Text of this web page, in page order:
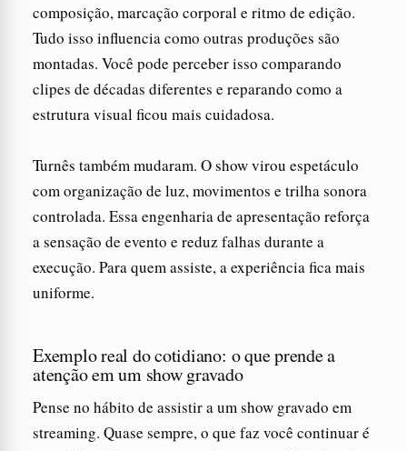
composição, marcação corporal e ritmo de edição.
Tudo isso influencia como outras produções são
montadas. Você pode perceber isso comparando
clipes de décadas diferentes e reparando como a
estrutura visual ficou mais cuidadosa.
Turnês também mudaram. O show virou espetáculo
com organização de luz, movimentos e trilha sonora
controlada. Essa engenharia de apresentação reforça
a sensação de evento e reduz falhas durante a
execução. Para quem assiste, a experiência fica mais
uniforme.
Exemplo real do cotidiano: o que prende a
atenção em um show gravado
Pense no hábito de assistir a um show gravado em
streaming. Quase sempre, o que faz você continuar é